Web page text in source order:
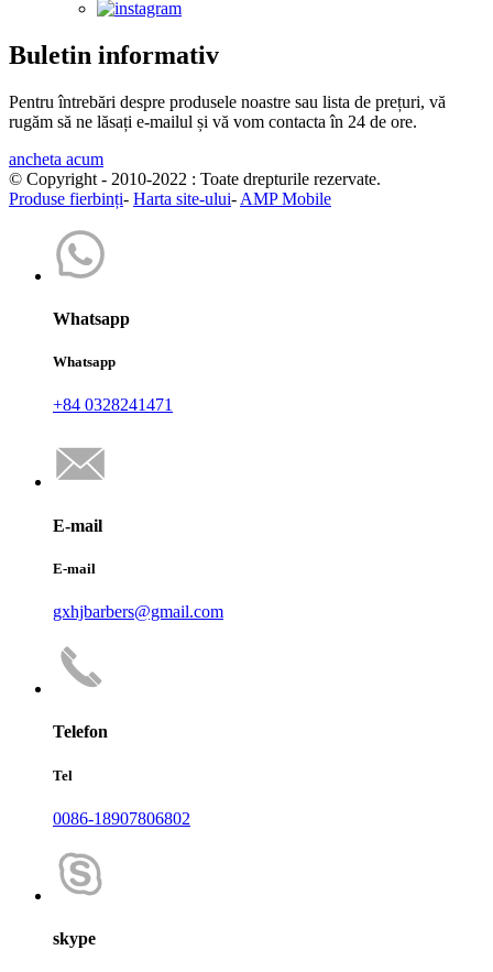
Buletin informativ
Pentru întrebări despre produsele noastre sau lista de prețuri, vă
rugăm să ne lăsați e-mailul și vă vom contacta în 24 de ore.
ancheta acum
© Copyright - 2010-2022 : Toate drepturile rezervate.
Produse fierbinți- Harta site-ului- AMP Mobile
Whatsapp
Whatsapp
+84 0328241471
E-mail
E-mail
gxhjbarbers@gmail.com
Telefon
Tel
0086-18907806802
skype